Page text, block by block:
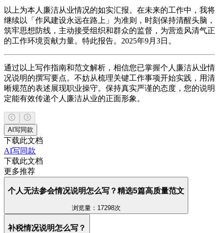
以上为本人廉洁从业情况的如实汇报。在未来的工作中，我将
继续以「作风建设永远在路上」为准则，时刻保持清醒头脑，
筑牢思想防线，主动接受组织和群众的监督，为营造风清气正
的工作环境贡献力量。特此报告。2025年9月3日。
通过以上写作指南和范文解析，相信您已掌握个人廉洁从业情
况说明的撰写要点。不妨从梳理关键工作事项开始实践，用清
晰规范的表述展现职业操守。保持真实严谨的态度，您的说明
定能有效传递个人廉洁从业的正面形象。
AI写同款
下载此文档
AI写同款
下载此文档
更多推荐
个人无法参会情况说明怎么写？精选5篇高质量范文
浏览量：17298次
补税情况说明怎么写？